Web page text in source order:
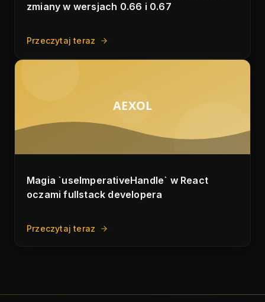
zmiany w wersjach 0.66 i 0.67
Przeczytaj teraz
AEXOL
Magia `useImperativeHandle` w React
oczami fullstack developera
Przeczytaj teraz